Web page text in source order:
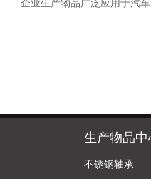
企业生产物品广泛应用于汽
生产物品中
不锈钢轴承